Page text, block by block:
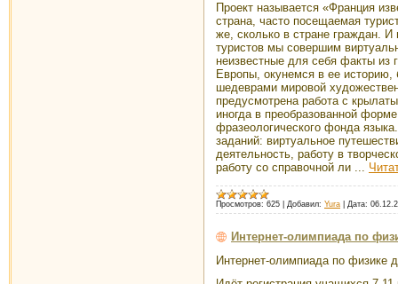
Проект называется «Франция
страна, часто посещаемая
же, сколько в стране граждан.
туристов мы совершим
неизвестные для себя факты из
Европы, окунемся в ее
шедеврами мировой
предусмотрена работа с
иногда в преобразованной
фразеологического фонда
заданий: виртуальное
деятельность, работу в
работу со справочной ли ...
Просмотров: 625 Добавил: Yura Дата:
Интернет-олимпиада по
Интернет-олимпиада по физике